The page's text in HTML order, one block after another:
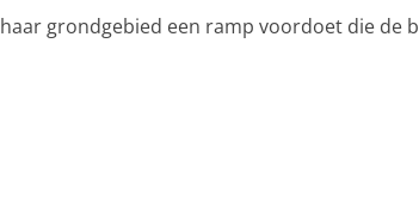
grondgebied een ramp voordoet die de